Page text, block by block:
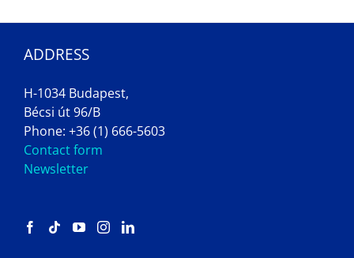
ADDRESS
H-1034 Budapest,
Bécsi út 96/B
Phone: +36 (1) 666-5603
Contact form
Newsletter